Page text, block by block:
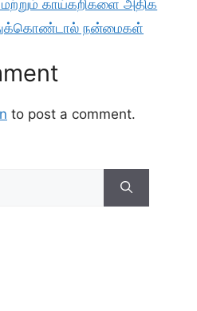
காய்கறிகளை அதிக
நன்மைகள்
to post a comment.